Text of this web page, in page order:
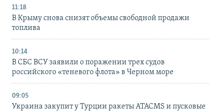
11:18
В Крыму снова снизят объемы свободной продажи
топлива
10:14
В СБС ВСУ заявили о поражении трех судов
российского «теневого флота» в Черном море
09:05
Украина закупит у Турции ракеты ATACMS и пусковые